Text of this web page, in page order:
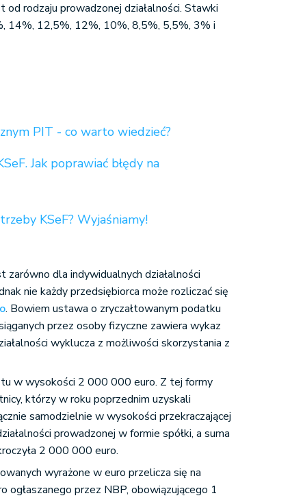
rodzaju prowadzonej działalności. Stawki
14%, 12,5%, 12%, 10%, 8,5%, 5,5%, 3% i
PIT - co warto wiedzieć?
Jak poprawiać błędy na
KSeF? Wyjaśniamy!
dla indywidualnych działalności
nie każdy przedsiębiorca może rozliczać się
. Bowiem ustawa o zryczałtowanym podatku
przez osoby fizyczne zawiera wykaz
wyklucza z możliwości skorzystania z
w wysokości 2 000 000 euro. Z tej formy
którzy w roku poprzednim uzyskali
samodzielnie w wysokości przekraczającej
prowadzonej w formie spółki, a suma
2 000 000 euro.
wyrażone w euro przelicza się na
ogłaszanego przez NBP, obowiązującego 1